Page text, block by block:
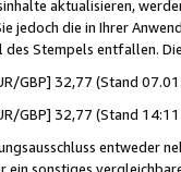
aktualisieren,
jedoch die in Ihrer
Stempels entfallen.
GBP] 32,77 (Stand
GBP] 32,77 (Stand
entweder
sonstiges